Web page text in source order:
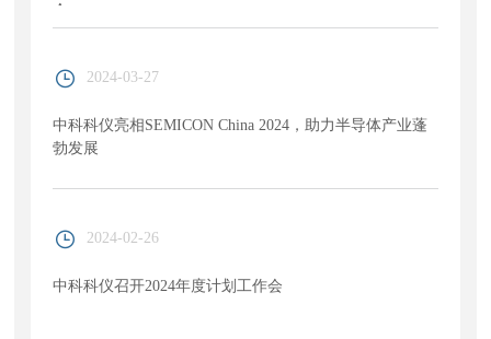
会
2024-03-27
中科科仪亮相SEMICON China 2024，助力半导体产业蓬
勃发展
2024-02-26
中科科仪召开2024年度计划工作会